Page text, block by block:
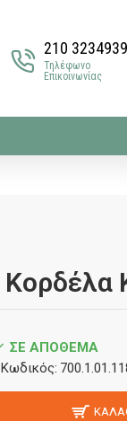
210 3234939
Τηλέφωνο
Επικοινωνίας
ΣΕ ΑΠΌΘΕΜΑ
Κωδικός: